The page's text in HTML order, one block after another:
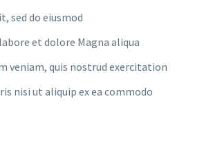
sed do eiusmod
et dolore Magna aliqua
veniam, quis nostrud exercitation
nisi ut aliquip ex ea commodo